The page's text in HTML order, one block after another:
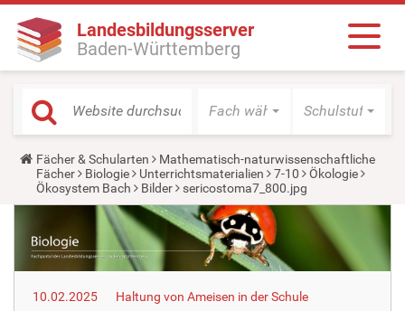
Landesbildungsserver
Baden-Württemberg
Fach wählen Schulstufe
Y
o
u
a
h
e
r
:
Fächer & Schularten
Mathematisch-naturwissenschaftliche
Fächer
Biologie Unterrichtsmaterialien 7-10
Ökologie
Ökosystem Bach
Bilder sericostoma7_800.jpg
10.02.2025
Haltung von Ameisen in der Schule